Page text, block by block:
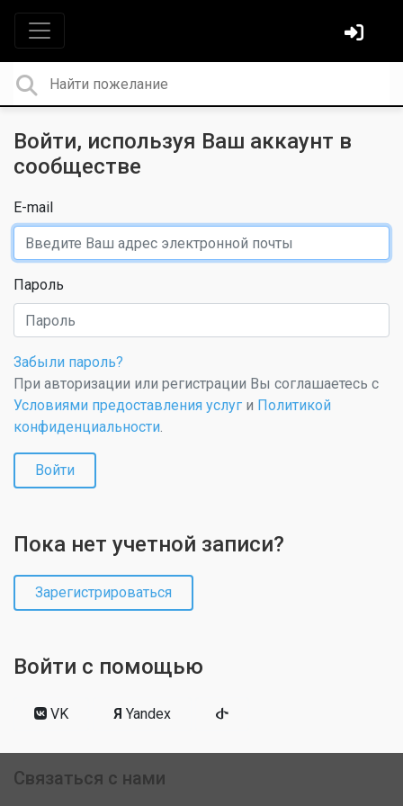
Войти, используя Ваш аккаунт в
сообществе
E-mail
Пароль
Забыли пароль?
При авторизации или регистрации Вы соглашаетесь с
Условиями предоставления услуг и Политикой
конфиденциальности.
Войти
Пока нет учетной записи?
Зарегистрироваться
Войти с помощью
VK Я Yandex
Связаться с нами